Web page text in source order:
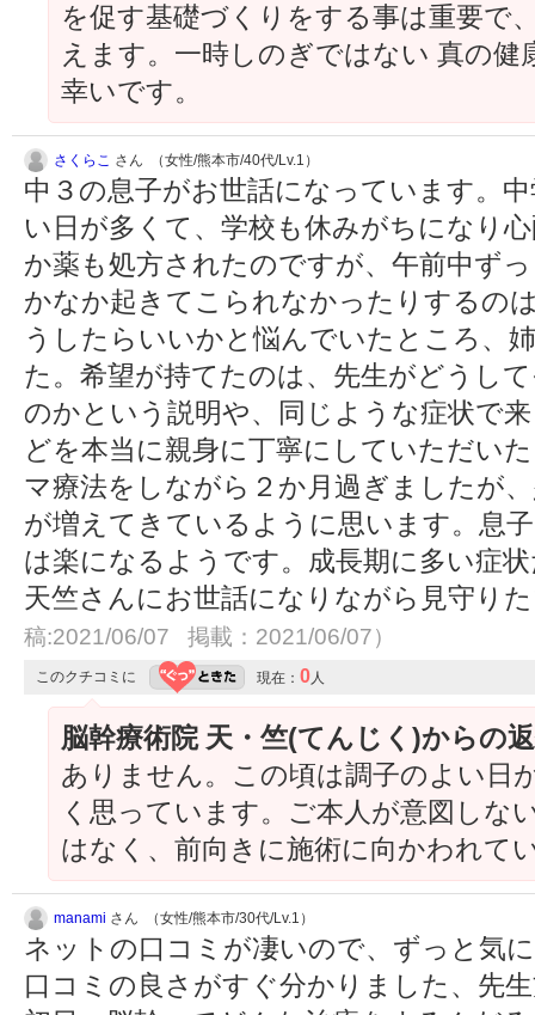
を促す基礎づくりをする事は重要で
えます。一時しのぎではない 真の
幸いです。
さくらこ さん （女性/熊本市/40代/Lv.1）
中３の息子がお世話になっています。
い日が多くて、学校も休みがちになり
か薬も処方されたのですが、午前中ず
かなか起きてこられなかったりするの
うしたらいいかと悩んでいたところ、
た。希望が持てたのは、先生がどうし
のかという説明や、同じような症状で
どを本当に親身に丁寧にしていただい
マ療法をしながら２か月過ぎましたが
が増えてきているように思います。息
は楽になるようです。成長期に多い症
天竺さんにお世話になりながら見守り
稿:2021/06/07 掲載：2021/06/07）
このクチコミに 現在： 0人
脳幹療術院 天・竺(てんじく)からの
ありません。この頃は調子のよい日
く思っています。ご本人が意図しな
はなく、前向きに施術に向かわれて
manami さん （女性/熊本市/30代/Lv.1）
ネットの口コミが凄いので、ずっと気
口コミの良さがすぐ分かりました、先